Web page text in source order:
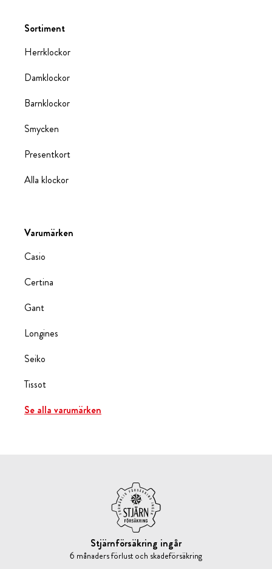
Sortiment
Herrklockor
Damklockor
Barnklockor
Smycken
Presentkort
Alla klockor
Varumärken
Casio
Certina
Gant
Longines
Seiko
Tissot
Se alla varumärken
Stjärnförsäkring ingår
6 månaders förlust och skadeförsäkring